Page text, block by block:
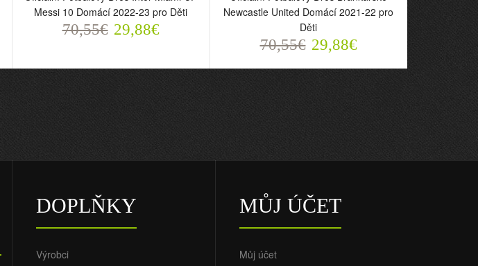
Messi 10 Domácí 2022-23 pro Děti
70,55€ 29,88€
Newcastle United Domácí 2021-22 pro
Děti
70,55€ 29,88€
DOPLŇKY
Výrobci
MŮJ ÚČET
Můj účet